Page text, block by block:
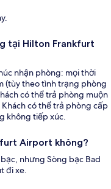
tại Hilton Frankfurt
nhận phòng: mọi thời
(tùy theo tình trạng phòng
có thể trả phòng muộn
có thể trả phòng cấp
không tiếp xúc.
Airport không?
nhưng Sòng bạc Bad
đi xe.